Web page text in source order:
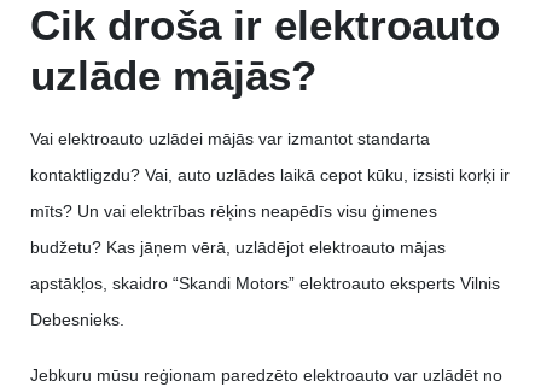
Cik droša ir elektroauto
uzlāde mājās?
Vai elektroauto uzlādei mājās var izmantot standarta
kontaktligzdu? Vai, auto uzlādes laikā cepot kūku, izsisti korķi ir
mīts? Un vai elektrības rēķins neapēdīs visu ģimenes
budžetu? Kas jāņem vērā, uzlādējot elektroauto mājas
apstākļos, skaidro “Skandi Motors” elektroauto eksperts Vilnis
Debesnieks.
Jebkuru mūsu reģionam paredzēto elektroauto var uzlādēt no